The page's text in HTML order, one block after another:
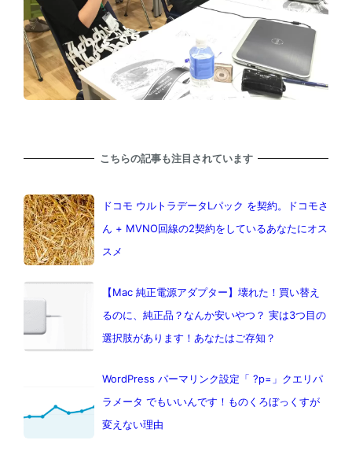
こちらの記事も注目されています
ドコモ ウルトラデータLパック を契約。ドコモさ
ん + MVNO回線の2契約をしているあなたにオス
スメ
【Mac 純正電源アダプター】壊れた！買い替え
るのに、純正品？なんか安いやつ？ 実は3つ目の
選択肢があります！あなたはご存知？
WordPress パーマリンク設定「 ?p=」クエリパ
ラメータ でもいいんです！ものくろぼっくすが
変えない理由